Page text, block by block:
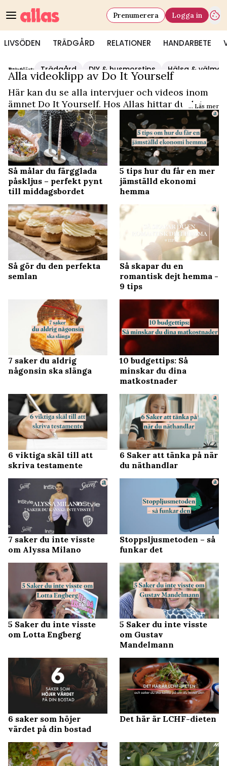
LIVSÖDEN TRÄDGÅRD RELATIONER HANDARBETE
Prenumerera Logga in
Populärt: Trädgård DIY & husmorstips Hälsa &
Video Start/Do It Yourself
Alla videoklipp av Do It Yourself
Här kan du se alla intervjuer och videos inom
ämnet Do It Yourself. Hos Allas hittar du det
och mycket mer.
... Läs mer
Så målar du färgglada
påskljus – perfekt pynt
till middagsbordet
5 tips hur du får en mer
jämställd ekonomi
hemma
Så gör du den perfekta
semlan
Så skapar du en
romantisk dejt hemma -
9 tips
7 saker du aldrig
någonsin ska slänga
10 budgettips: Så
minskar du dina
matkostnader
6 viktiga skäl till att
skriva testamente
6 Saker att tänka på när
du näthandlar
7 saker du inte visste
om Alyssa Milano
Stoppsljusmetoden – så
funkar det
5 Saker du inte visste
om Lotta Engberg
5 Saker du inte visste
om Gustav
Mandelmann
6 saker som höjer
värdet på din bostad
Det här är LCHF-dieten